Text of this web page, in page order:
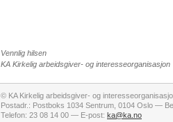
Vennlig hilsen
KA Kirkelig arbeidsgiver- og interesseorganisasjon
© KA Kirkelig arbeidsgiver- og
Postadr.: Postboks 1034 Sentrum, 0104 Oslo —
Telefon: 23 08 14 00 — E-post: ka@ka.no